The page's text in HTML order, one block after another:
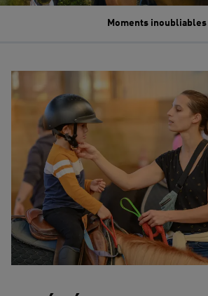
Moments inoubliables